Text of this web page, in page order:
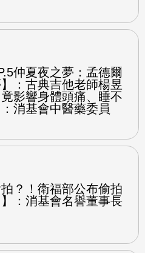
仲夏夜之夢：孟德爾
：古典吉他老師楊昱
影響身體頭痛、睡不
消基會中醫藥委員
拍？！衛福部公布偷拍
：消基會名譽董事長